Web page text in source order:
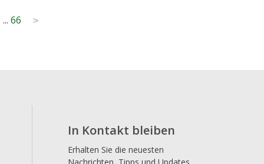
... 66 >
In Kontakt bleiben
Erhalten Sie die neuesten